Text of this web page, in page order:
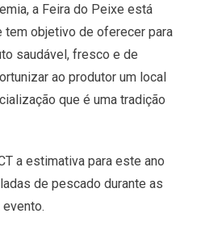
a Feira do Peixe está
tem objetivo de oferecer para
saudável, fresco e de
ao produtor um local
que é uma tradição
a estimativa para este ano
de pescado durante as